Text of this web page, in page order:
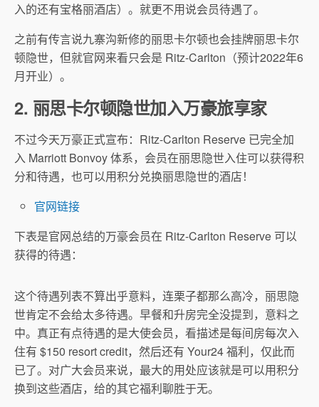
入的还有宝格丽酒店）。就更不用说会员待遇了。
之前有传言说九寨沟新修的丽思卡尔顿也会挂牌丽思卡尔
顿隐世，但就官网来看只会是 Ritz-Carlton（预计2022年6
月开业）。
2. 丽思卡尔顿隐世加入万豪旅享家
不过今天万豪正式宣布：Ritz-Carlton Reserve 已完全加
入 Marriott Bonvoy 体系，会员在丽思隐世入住可以获得积
分和待遇，也可以用积分兑换丽思隐世的酒店！
官网链接
下表是官网总结的万豪会员在 Ritz-Carlton Reserve 可以
获得的待遇：
这个待遇列表不算出乎意料，连栗子都那么高冷，丽思隐
世肯定不会给太多待遇。早餐和升房完全没提到，意料之
中。真正有点待遇的是大使会员，看描述是每间房每次入
住有 $150 resort credit，然后还有 Your24 福利，仅此而
已了。对广大会员来说，最大的用处应该就是可以用积分
换到这些酒店，给的其它福利聊胜于无。